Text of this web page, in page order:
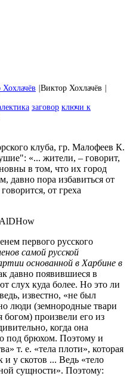
Виктор Хохлачёв
заговор ключи к
клуба, гр. Малофеев К.
«... жители, – говорит,
в том, что их город
давно пора избавиться от
от греха
первого русского
самой русской
основанной в Харбине в
давно появившиеся в
слух куда более. Но это ли
известно, «не был
люди (земнородные твари
богом) произвели его из
когда она
под брюхом. Поэтому и
т. е. «тела плоти», которая
и у скотов ... Ведь «тело
сущности». Поэтому: